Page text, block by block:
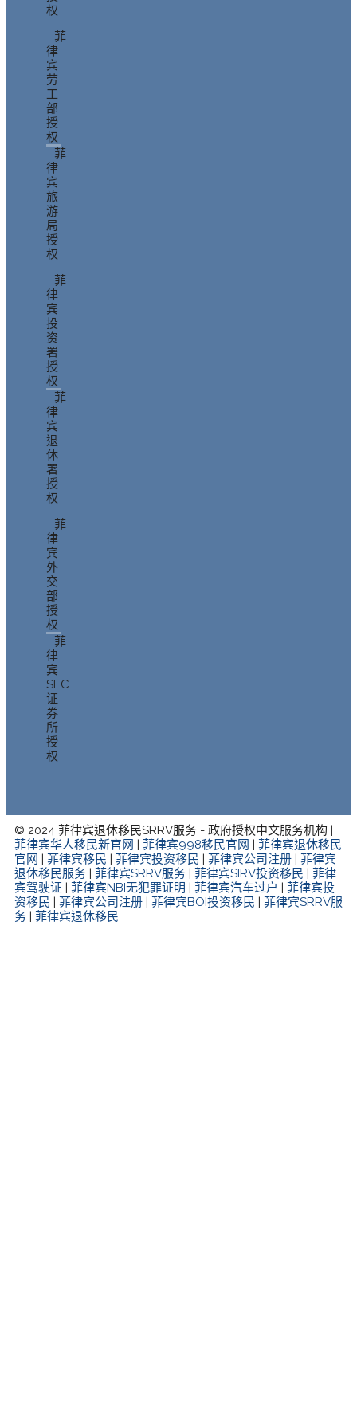
权
菲
律
宾
劳
工
部
授
权
菲
律
宾
旅
游
局
授
权
菲
律
宾
投
资
署
授
权
菲
律
宾
退
休
署
授
权
菲
律
宾
外
交
部
授
权
菲
律
宾
SEC
证
券
所
授
权
© 2024 菲律宾退休移民SRRV服务 - 政府授权中文服务机构 |
菲律宾华人移民新官网
菲律宾998移民官网
菲律宾退休移民
官网
菲律宾移民 菲律宾投资移民 菲律宾公司注册
菲律宾
退休移民服务
菲律宾SRRV服务 菲律宾SIRV投资移民
菲律
宾驾驶证
菲律宾NBI无犯罪证明 菲律宾汽车过户
菲律宾投
资移民
菲律宾公司注册 菲律宾BOI投资移民
菲律宾SRRV服
务
菲律宾退休移民